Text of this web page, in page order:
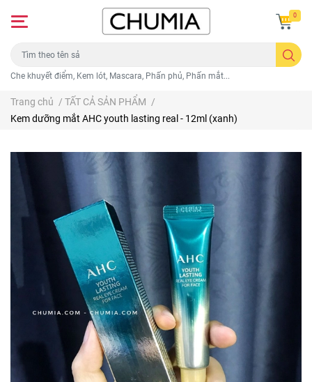
Che khuyết điểm, Kem lót, Mascara, Phấn phủ, Phấn mắt...
0
Trang chủ / TẤT CẢ SẢN PHẨM /
Kem dưỡng mắt AHC youth lasting real - 12ml (xanh)